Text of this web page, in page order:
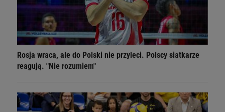
Rosja wraca, ale do Polski nie przyleci. Polscy siatkarze
reagują. "Nie rozumiem"